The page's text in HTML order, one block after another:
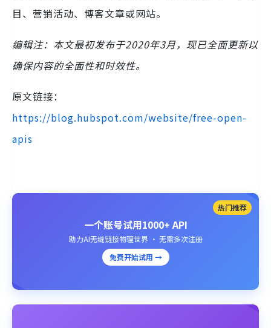
目、营销活动、博客文章或网站。
编辑注：本文最初发布于2020年3月，现已全面更新以
确保内容的全面性和时效性。
原文链接：
https://blog.hubspot.com/website/free-open-
apis
热门推荐
一个账号试用1000+ API
助力AI无缝链接物理世界 · 无需多次注册
免费开始试用 →